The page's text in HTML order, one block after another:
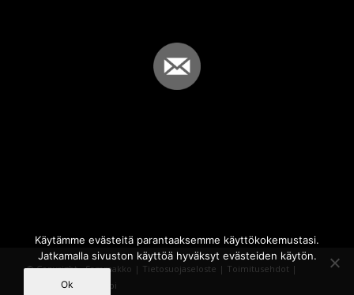
© Copyright - Sammakko | Tietosuojaseloste | Toimitusehdot |
Powered by
iQWebbi
Käytämme evästeitä parantaaksemme käyttökokemustasi.
Jatkamalla sivuston käyttöä hyväksyt evästeiden käytön.
Ok